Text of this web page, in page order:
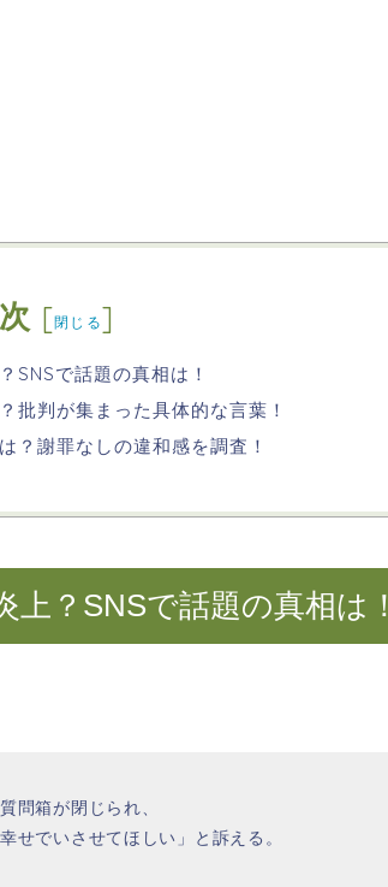
[閉じる]
SNSで話題の真相は！
批判が集まった具体的な言葉！
？謝罪なしの違和感を調査！
？SNSで話題の真相は！
問箱が閉じられ、
せでいさせてほしい」と訴える。